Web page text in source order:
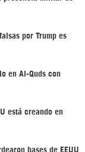
por Trump es
en Al-Quds con
está creando en
bases de EEUU